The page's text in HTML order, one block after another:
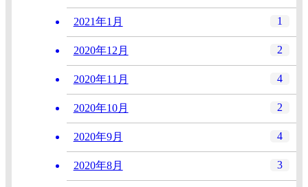
2021年1月 1
2020年12月 2
2020年11月 4
2020年10月 2
2020年9月 4
2020年8月 3